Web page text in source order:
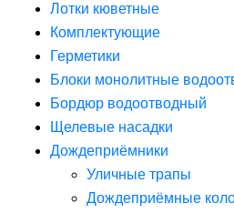
Лотки кюветные
Комплектующие
Герметики
Блоки монолитные
Бордюр водоотводный
Щелевые насадки
Дождеприёмники
Уличные трапы
Дождеприёмные